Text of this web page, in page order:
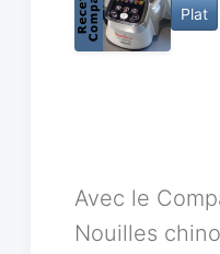
Plat
Avec le
Nouilles